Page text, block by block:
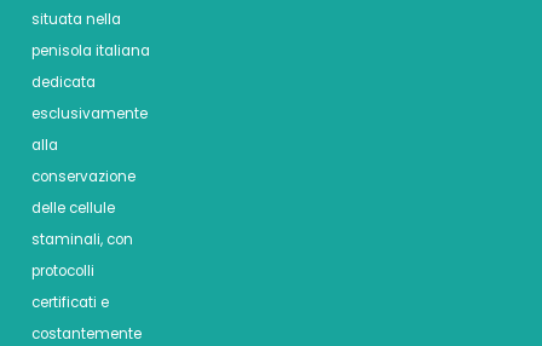
situata nella
penisola italiana
dedicata
esclusivamente
alla
conservazione
delle cellule
staminali, con
protocolli
certificati e
costantemente